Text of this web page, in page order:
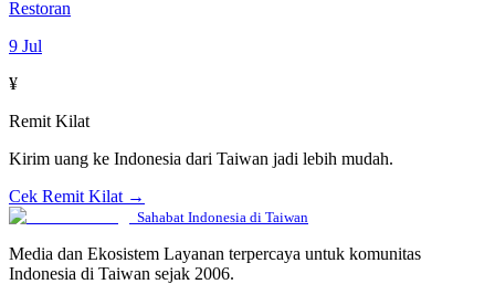
Restoran
9 Jul
¥
Remit Kilat
Kirim uang ke Indonesia dari Taiwan jadi lebih mudah.
Cek Remit Kilat →
Sahabat Indonesia di Taiwan
Media dan Ekosistem Layanan terpercaya untuk komunitas
Indonesia di Taiwan sejak 2006.